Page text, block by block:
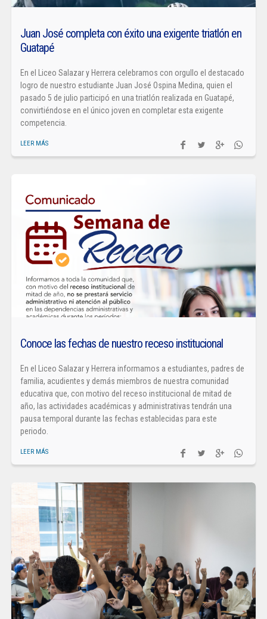
Juan José completa con éxito una exigente triatlón en
Guatapé
En el Liceo Salazar y Herrera celebramos con orgullo el destacado
logro de nuestro estudiante Juan José Ospina Medina, quien el
pasado 5 de julio participó en una triatlón realizada en Guatapé,
convirtiéndose en el único joven en completar esta exigente
competencia.
LEER MÁS
Conoce las fechas de nuestro receso institucional
En el Liceo Salazar y Herrera informamos a estudiantes, padres de
familia, acudientes y demás miembros de nuestra comunidad
educativa que, con motivo del receso institucional de mitad de
año, las actividades académicas y administrativas tendrán una
pausa temporal durante las fechas establecidas para este
periodo.
LEER MÁS